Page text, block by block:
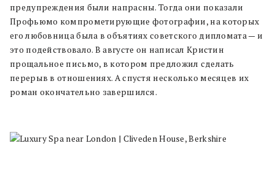
предупреждения были напрасны. Тогда они показали
Профьюмо компрометирующие фотографии, на которых
его любовница была в объятиях советского дипломата — и
это подействовало. В августе он написал Кристин
прощальное письмо, в котором предложил сделать
перерыв в отношениях. А спустя несколько месяцев их
роман окончательно завершился.